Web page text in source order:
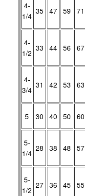
4-
1/4
35 47 59 71
4-
1/2
33 44 56 67
4-
3/4
31 42 53 63
5 30 40 50 60
5-
1/4
28 38 48 57
5-
1/2
27 36 45 55